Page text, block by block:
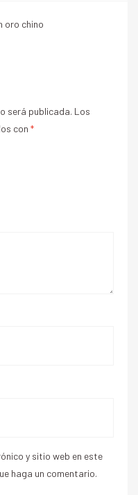
oro chino
será publicada. Los
con *
y sitio web en este
haga un comentario.